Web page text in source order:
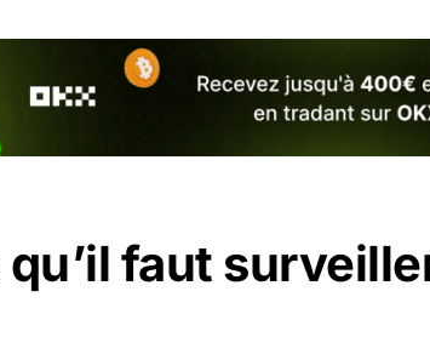
qu’il faut